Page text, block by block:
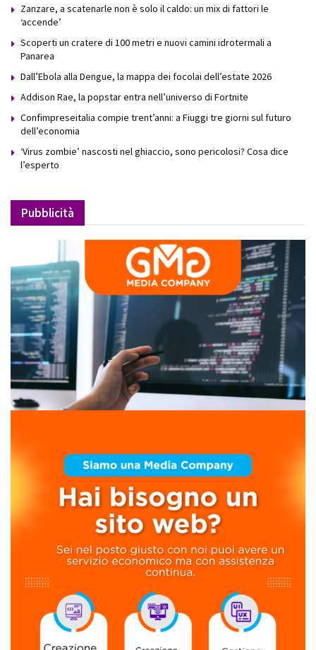
Zanzare, a scatenarle non è solo il caldo: un mix di fattori le
‘accende’
Scoperti un cratere di 100 metri e nuovi camini idrotermali a
Panarea
Dall’Ebola alla Dengue, la mappa dei focolai dell’estate 2026
Addison Rae, la popstar entra nell’universo di Fortnite
Confimpreseitalia compie trent’anni: a Fiuggi tre giorni sul futuro
dell’economia
‘Virus zombie’ nascosti nel ghiaccio, sono pericolosi? Cosa dice
l’esperto
Pubblicità